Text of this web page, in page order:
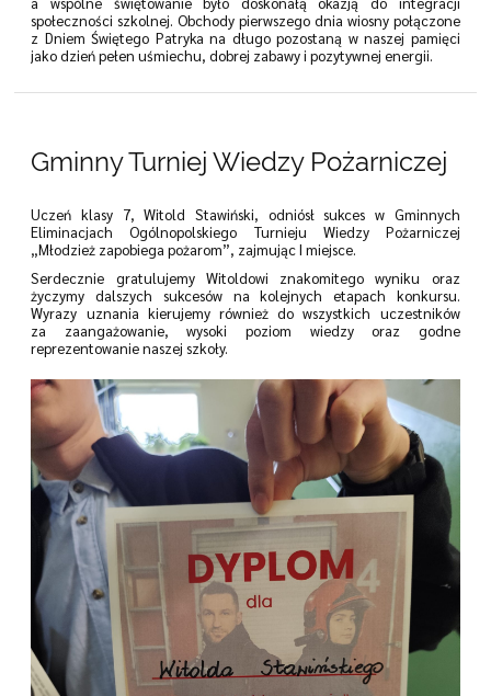
społeczności szkolnej. Obchody pierwszego dnia wiosny połączone
z Dniem Świętego Patryka na długo pozostaną w naszej pamięci
jako dzień pełen uśmiechu, dobrej zabawy i pozytywnej energii.
Gminny Turniej Wiedzy Pożarniczej
Uczeń klasy 7, Witold Stawiński, odniósł sukces w Gminnych
Eliminacjach Ogólnopolskiego Turnieju Wiedzy Pożarniczej
„Młodzież zapobiega pożarom”, zajmując I miejsce.
Serdecznie gratulujemy Witoldowi znakomitego wyniku oraz
życzymy dalszych sukcesów na kolejnych etapach konkursu.
Wyrazy uznania kierujemy również do wszystkich uczestników
za zaangażowanie, wysoki poziom wiedzy oraz godne
reprezentowanie naszej szkoły.